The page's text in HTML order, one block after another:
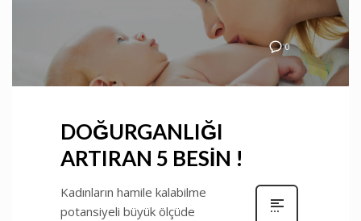
0
DOĞURGANLIĞI
ARTIRAN 5 BESİN !
Kadınların hamile kalabilme
potansiyeli büyük ölçüde